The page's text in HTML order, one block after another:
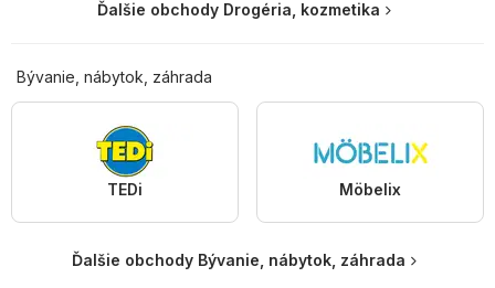
Ďalšie obchody Drogéria, kozmetika
Bývanie, nábytok, záhrada
TEDi Möbelix
Ďalšie obchody Bývanie, nábytok, záhrada